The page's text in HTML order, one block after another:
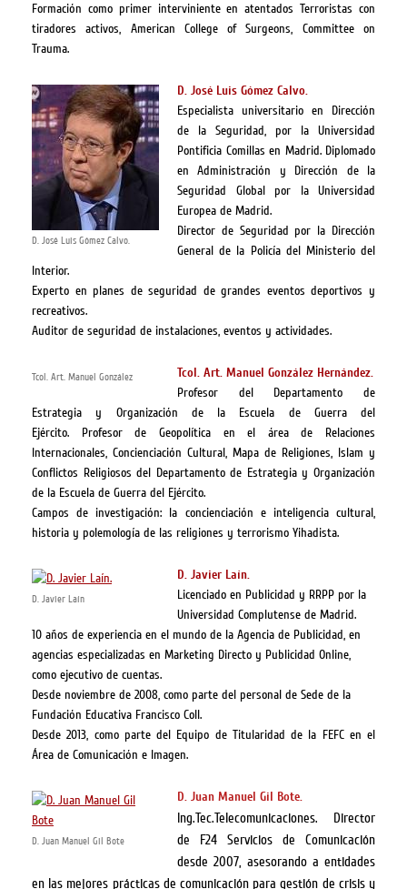
Formación como primer interviniente en atentados Terroristas con
tiradores activos, American College of Surgeons, Committee on
Trauma.
D. José Luis Gómez Calvo.
D. José Luis Gómez Calvo.
Especialista universitario en Dirección
de la Seguridad, por la Universidad
Pontificia Comillas en Madrid. Diplomado
en Administración y Dirección de la
Seguridad Global por la Universidad
Europea de Madrid.
Director de Seguridad por la Dirección
General de la Policía del Ministerio del
Interior.
Experto en planes de seguridad de grandes eventos deportivos y
recreativos.
Auditor de seguridad de instalaciones, eventos y actividades.
Tcol. Art. Manuel González
Tcol. Art. Manuel González Hernández.
Profesor del Departamento de
Estrategia y Organización de la Escuela de Guerra del
Ejército. Profesor de Geopolítica en el área de Relaciones
Internacionales, Concienciación Cultural, Mapa de Religiones, Islam y
Conflictos Religiosos del Departamento de Estrategia y Organización
de la Escuela de Guerra del Ejército.
Campos de investigación: la concienciación e inteligencia cultural,
historia y polemología de las religiones y terrorismo Yihadista.
D. Javier Laín
D. Javier Laín.
Licenciado en Publicidad y RRPP por la
Universidad Complutense de Madrid.
10 años de experiencia en el mundo de la Agencia de Publicidad, en
agencias especializadas en Marketing Directo y Publicidad Online,
como ejecutivo de cuentas.
Desde noviembre de 2008, como parte del personal de Sede de la
Fundación Educativa Francisco Coll.
Desde 2013, como parte del Equipo de Titularidad de la FEFC en el
Área de Comunicación e Imagen.
D. Juan Manuel Gil Bote
D. Juan Manuel Gil Bote.
Ing.Tec.Telecomunicaciones. Director
de F24 Servicios de Comunicación
desde 2007, asesorando a entidades
en las mejores prácticas de comunicación para gestión de crisis y